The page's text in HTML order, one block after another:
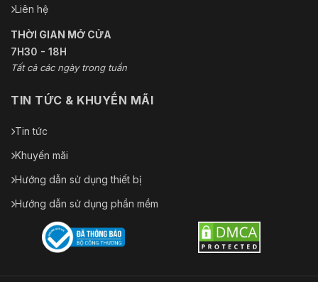
Liên hệ
THỜI GIAN MỞ CỬA
7H30 - 18H
Tất cả các ngày trong tuần
TIN TỨC & KHUYẾN MÃI
Tin tức
Khuyến mãi
Hướng dẫn sử dụng thiết bị
Hướng dẫn sử dụng phần mềm